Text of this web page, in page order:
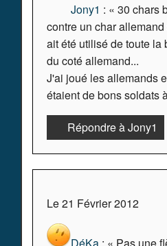
Jony1 : « 30 chars
contre un char
ait été utilisé de toute la
du coté allemand...
J'ai joué les allemands
étaient de bons soldats
Répondre à Jony1
Le 21 Février 2012
DéKa : « Pas une